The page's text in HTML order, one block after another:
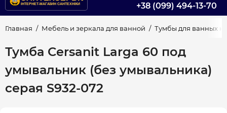
+38 (099) 494-13-70
Главная Мебель и зеркала для ванной Тумбы для ванных
Тумба Cersanit Larga 60 под
умывальник (без умывальника)
серая S932-072